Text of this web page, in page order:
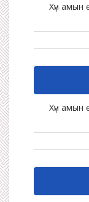
Хүн амын
Хүн амын